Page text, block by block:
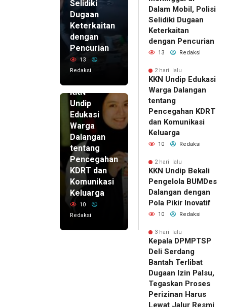
Selidiki
Dugaan
Keterkaitan
dengan
Pencurian
13
Redaksi
KKN
Undip
Edukasi
Warga
Dalangan
tentang
Pencegahan
KDRT dan
Komunikasi
Keluarga
10
Redaksi
Dalam Mobil, Polisi
Selidiki Dugaan
Keterkaitan
dengan Pencurian
13 Redaksi
2 hari lalu
KKN Undip Edukasi
Warga Dalangan
tentang
Pencegahan KDRT
dan Komunikasi
Keluarga
10 Redaksi
2 hari lalu
KKN Undip Bekali
Pengelola BUMDes
Dalangan dengan
Pola Pikir Inovatif
10 Redaksi
3 hari lalu
Kepala DPMPTSP
Deli Serdang
Bantah Terlibat
Dugaan Izin Palsu,
Tegaskan Proses
Perizinan Harus